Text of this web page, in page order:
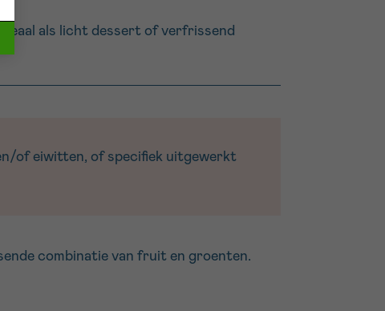
als licht dessert of verfrissend
of eiwitten, of specifiek uitgewerkt
combinatie van fruit en groenten.